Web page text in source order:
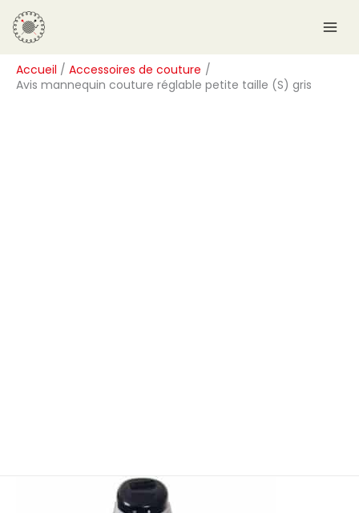
Aller
au
contenu
Accueil
Accessoires de couture
Avis mannequin couture réglable petite taille (S) gris
R
e
c
h